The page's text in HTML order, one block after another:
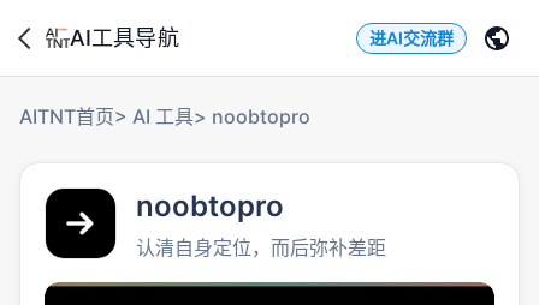
AI工具导航 进AI交流群
AITNT首页> AI 工具> noobtopro
noobtopro
认清自身定位，而后弥补差距